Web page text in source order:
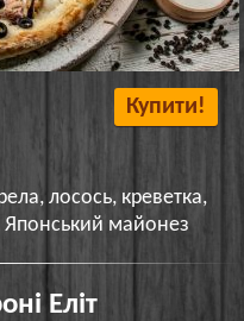
Купити!
лосось, креветка,
Японський майонез
Еліт